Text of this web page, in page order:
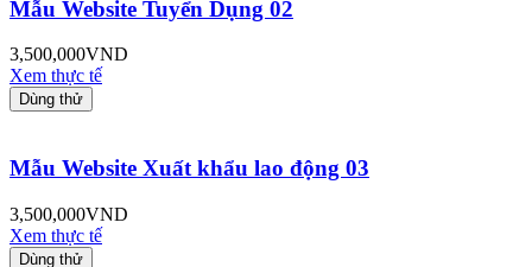
Mẫu Website Tuyển Dụng 02
3,500,000VND
Xem thực tế
Dùng thử
Mẫu Website Xuất khẩu lao động 03
3,500,000VND
Xem thực tế
Dùng thử